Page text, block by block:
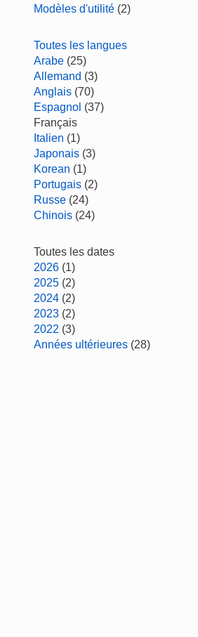
Modèles d'utilité (2)
Toutes les langues
Arabe (25)
Allemand (3)
Anglais (70)
Espagnol (37)
Français
Italien (1)
Japonais (3)
Korean (1)
Portugais (2)
Russe (24)
Chinois (24)
Toutes les dates
2026 (1)
2025 (2)
2024 (2)
2023 (2)
2022 (3)
Années ultérieures (28)